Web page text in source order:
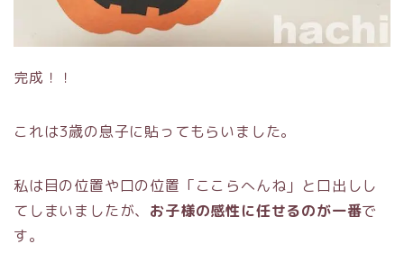
完成！！
これは3歳の息子に貼ってもらいました。
私は目の位置や口の位置「ここらへんね」と口出しし
てしまいましたが、 お子様の感性に任せるのが一番で
す。